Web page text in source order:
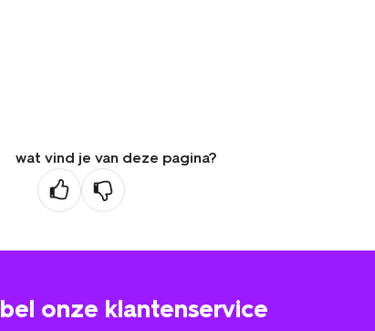
wat vind je van deze pagina?
bel onze klantenservice